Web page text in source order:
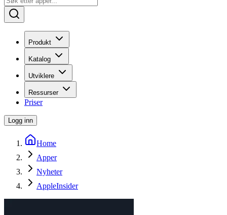
Produkt
Katalog
Utviklere
Ressurser
Priser
Logg inn
Home
Apper
Nyheter
AppleInsider